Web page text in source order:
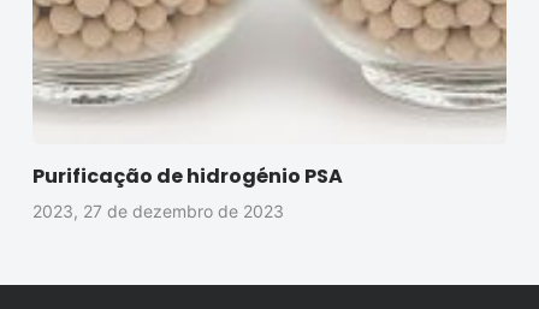
Purificação de hidrogénio PSA
2023, 27 de dezembro de 2023